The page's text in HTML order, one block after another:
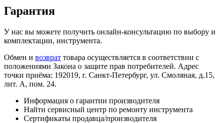
Гарантия
У нас вы можете получить онлайн-консультацию по выбору и
комплектации, инструмента.
Обмен и возврат товара осуществляется в соответствии с
положениями Закона о защите прав потребителей. Адрес
точки приёма: 192019, г. Санкт-Петербург, ул. Смоляная, д.15,
лит. А, пом. 24.
Информация о гарантии производителя
Найти сервисный центр по ремонту инструмента
Сертификаты продавца/производителя